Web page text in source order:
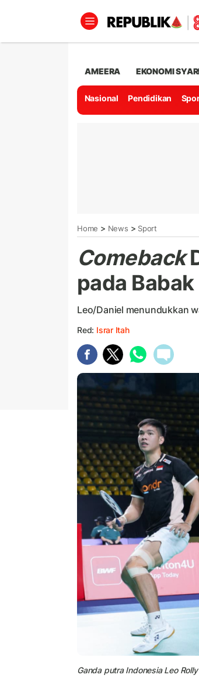
AMEERA EKONOMI
Nasional Pendidikan
Home > News > Sport
Comeback
pada
Leo/Daniel menundukkan
Red: Israr Itah
Ganda putra Indonesia Leo